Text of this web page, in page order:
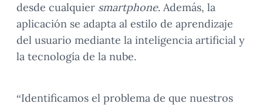
desde cualquier smartphone. Además, la
aplicación se adapta al estilo de aprendizaje
del usuario mediante la inteligencia artificial y
la tecnología de la nube.
“Identificamos el problema de que nuestros